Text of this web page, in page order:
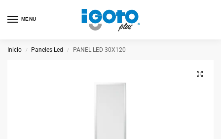
MENU
Inicio / Paneles Led / PANEL LED 30X120